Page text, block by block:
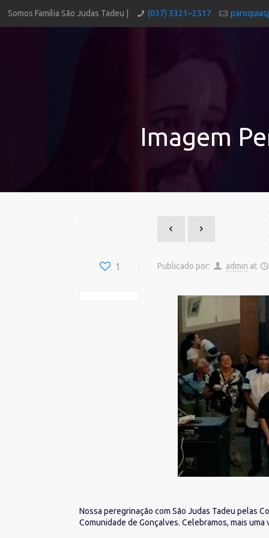
Somos Família São Judas Tadeu | (037) 3321–2517
Imagem
1 Publicado por: admin at
Nossa peregrinação com São Judas Tadeu pelas
Comunidade de Gonçalves. Celebramos, mais uma